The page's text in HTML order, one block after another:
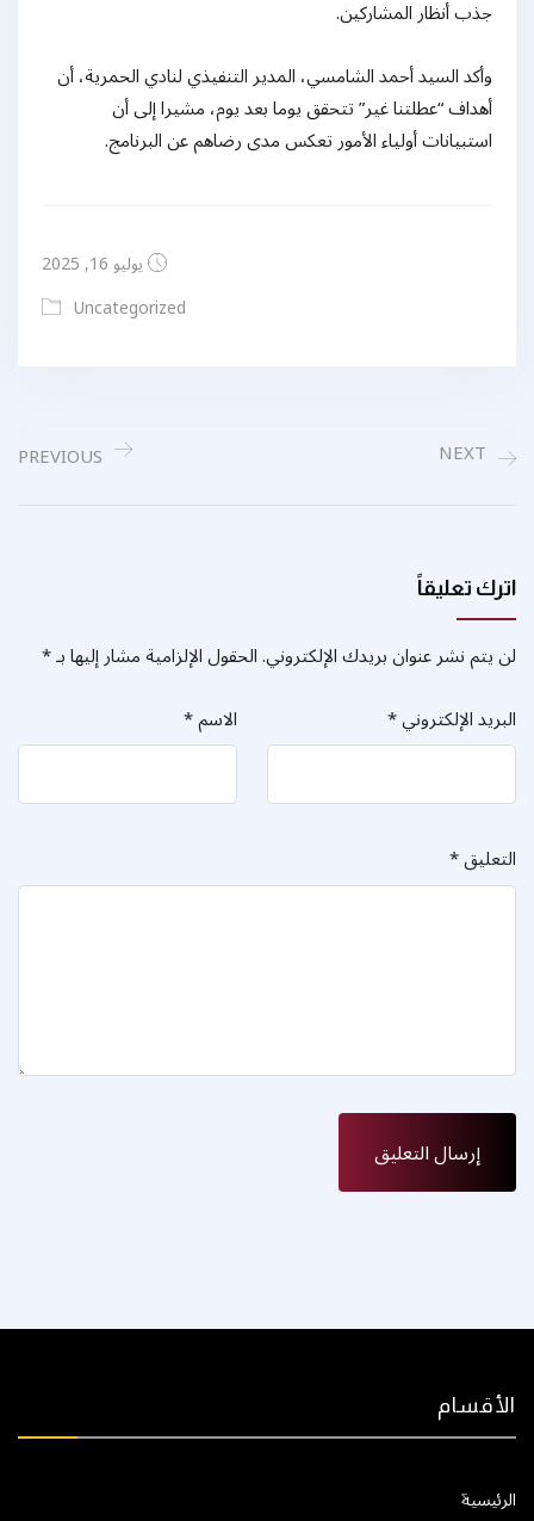
جذب أنظار المشاركين.
وأكد السيد أحمد الشامسي، المدير التنفيذي لنادي الحمرية، أن
أهداف “عطلتنا غير” تتحقق يوما بعد يوم، مشيرا إلى أن
استبيانات أولياء الأمور تعكس مدى رضاهم عن البرنامج.
يوليو 16, 2025
Uncategorized
PREVIOUS NEXT
اترك تعليقاً
لن يتم نشر عنوان بريدك الإلكتروني.الحقول الإلزامية مشار إليها بـ*
الاسم* البريد الإلكتروني*
التعليق*
الأقسام
الرئيسية